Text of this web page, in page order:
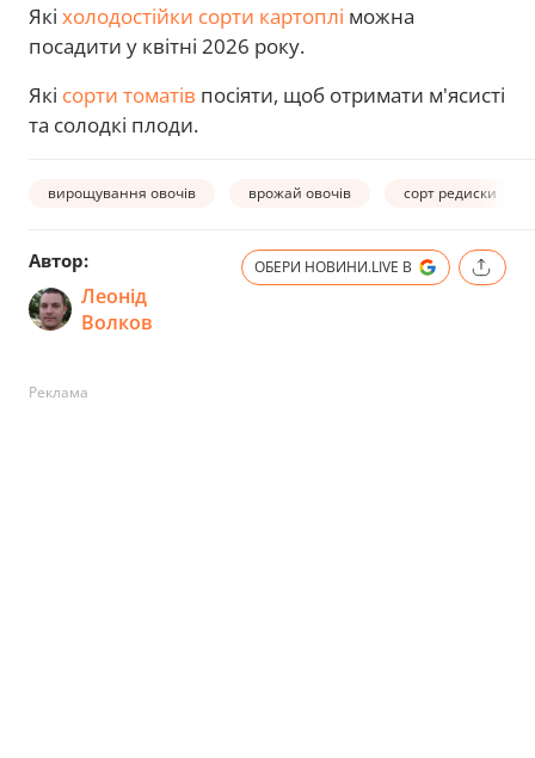
Які холодостійки сорти картоплі можна
посадити у квітні 2026 року.
Які сорти томатів посіяти, щоб отримати м'ясисті
та солодкі плоди.
вирощування овочів врожай овочів сорт редиски
Автор:
Леонід
Волков
ОБЕРИ НОВИНИ.LIVE В
Реклама